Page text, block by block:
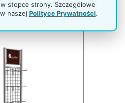
z hakami
stopce strony. Szczegółowe
naszej Polityce Prywatności.